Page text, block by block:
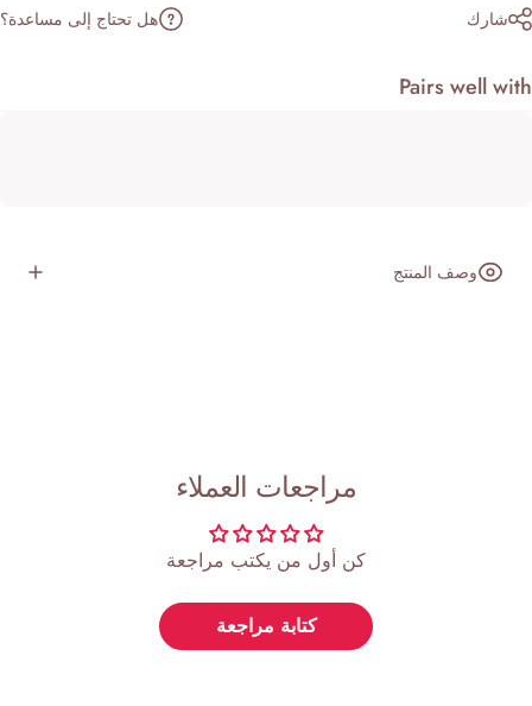
شارك هل تحتاج إلى مساعدة؟
Pairs well
وصف المنتج
مراجعات العملاء
كن أول من يكتب مراجعة
كتابة مراجعة